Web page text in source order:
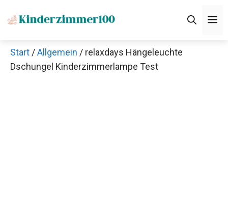
Inhalt
Start /Allgemein / relaxdays Hängeleuchte
Dschungel Kinderzimmerlampe Test